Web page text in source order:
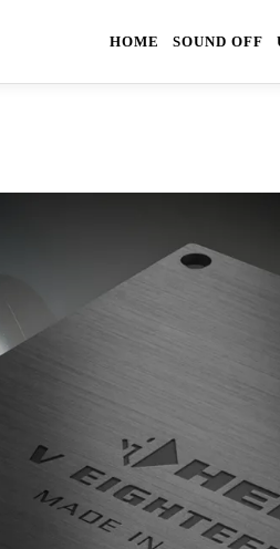
HOME SOUND OFF